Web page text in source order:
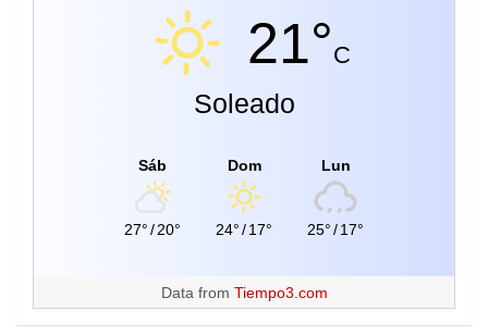
21°C
Soleado
Sáb
27°/20°
Dom
24°/17°
Lun
25°/17°
Data from Tiempo3.com